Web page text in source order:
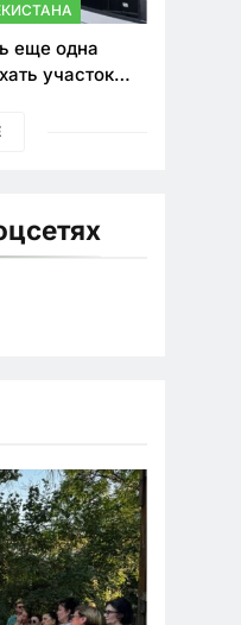
еще одна
участок